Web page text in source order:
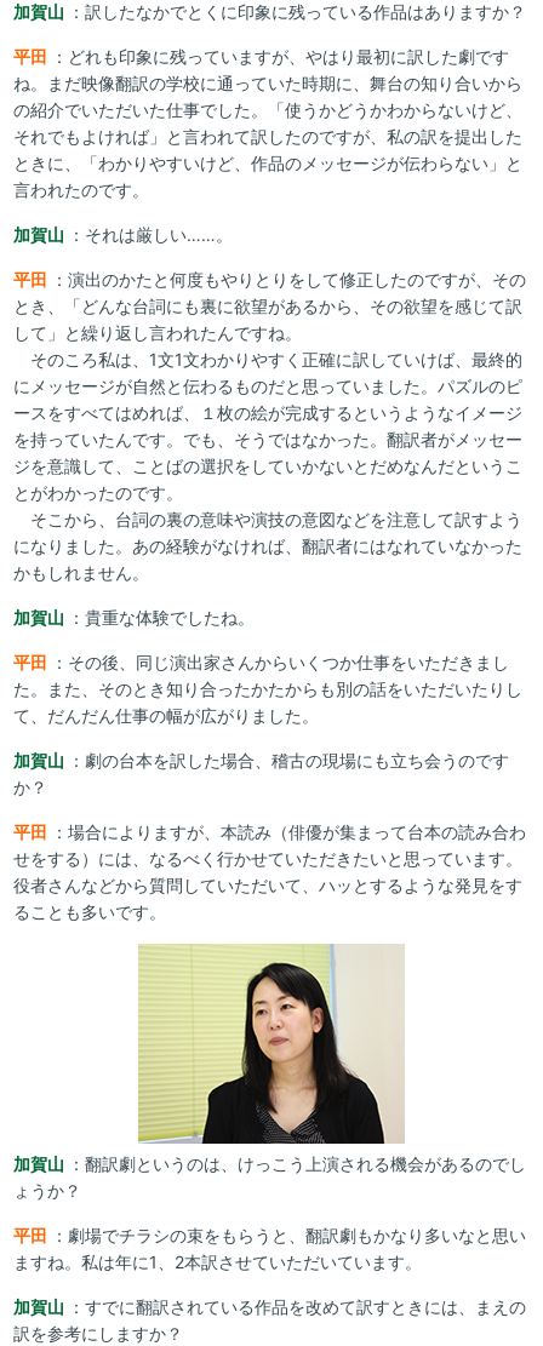
加賀山 ：訳したなかでとくに印象に残っている作品はありますか？
平田 ：どれも印象に残っていますが、やはり最初に訳した劇です
ね。まだ映像翻訳の学校に通っていた時期に、舞台の知り合いから
の紹介でいただいた仕事でした。「使うかどうかわからないけど、
それでもよければ」と言われて訳したのですが、私の訳を提出した
ときに、「わかりやすいけど、作品のメッセージが伝わらない」と
言われたのです。
加賀山 ：それは厳しい……。
平田 ：演出のかたと何度もやりとりをして修正したのですが、その
とき、「どんな台詞にも裏に欲望があるから、その欲望を感じて訳
して」と繰り返し言われたんですね。
そのころ私は、1文1文わかりやすく正確に訳していけば、最終的
にメッセージが自然と伝わるものだと思っていました。パズルのピ
ースをすべてはめれば、１枚の絵が完成するというようなイメージ
を持っていたんです。でも、そうではなかった。翻訳者がメッセー
ジを意識して、ことばの選択をしていかないとだめなんだというこ
とがわかったのです。
そこから、台詞の裏の意味や演技の意図などを注意して訳すよう
になりました。あの経験がなければ、翻訳者にはなれていなかった
かもしれません。
加賀山 ：貴重な体験でしたね。
平田 ：その後、同じ演出家さんからいくつか仕事をいただきまし
た。また、そのとき知り合ったかたからも別の話をいただいたりし
て、だんだん仕事の幅が広がりました。
加賀山 ：劇の台本を訳した場合、稽古の現場にも立ち会うのです
か？
平田 ：場合によりますが、本読み（俳優が集まって台本の読み合わ
せをする）には、なるべく行かせていただきたいと思っています。
役者さんなどから質問していただいて、ハッとするような発見をす
ることも多いです。
加賀山 ：翻訳劇というのは、けっこう上演される機会があるのでし
ょうか？
平田 ：劇場でチラシの束をもらうと、翻訳劇もかなり多いなと思い
ますね。私は年に1、2本訳させていただいています。
加賀山 ：すでに翻訳されている作品を改めて訳すときには、まえの
訳を参考にしますか？